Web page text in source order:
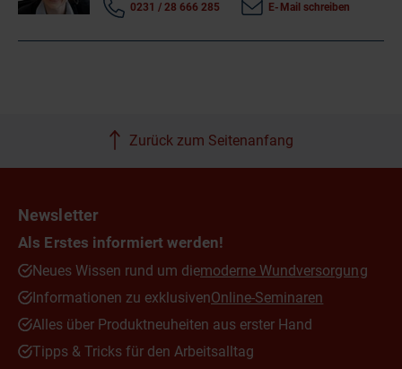
0231 / 28 666 285 E-Mail schreiben
Zurück zum Seitenanfang
Newsletter
Als Erstes informiert werden!
Neues Wissen rund um diemoderne Wundversorgung
Informationen zu exklusivenOnline-Seminaren
Alles über Produktneuheiten aus erster Hand
Tipps & Tricks für den Arbeitsalltag